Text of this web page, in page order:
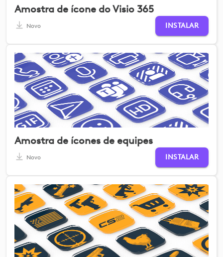
Amostra de ícone do Visio 365
Novo INSTALAR
Amostra de ícones de equipes
Novo INSTALAR